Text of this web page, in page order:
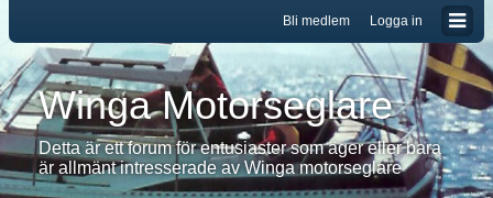
Logga in
Bli medlem
Winga Motorseglare
Detta är ett forum för entusiaster som äger eller bara
är allmänt intresserade av Winga motorseglare